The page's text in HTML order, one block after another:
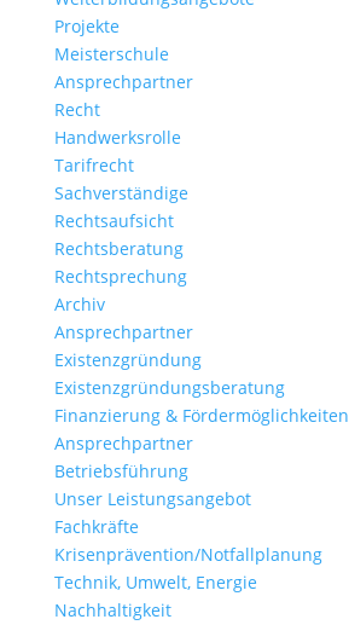
Projekte
Meisterschule
Ansprechpartner
Recht
Handwerksrolle
Tarifrecht
Sachverständige
Rechtsaufsicht
Rechtsberatung
Rechtsprechung
Archiv
Ansprechpartner
Existenzgründung
Existenzgründungsberatung
Finanzierung & Fördermöglichkeiten
Ansprechpartner
Betriebsführung
Unser Leistungsangebot
Fachkräfte
Krisenprävention/Notfallplanung
Technik, Umwelt, Energie
Nachhaltigkeit